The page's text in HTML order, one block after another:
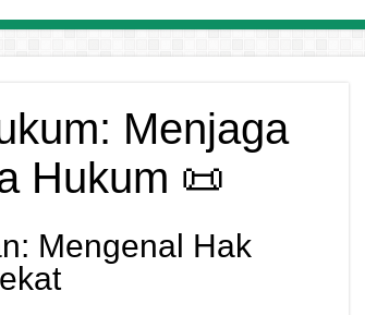
Menjaga
Hukum 📜
Mengenal Hak